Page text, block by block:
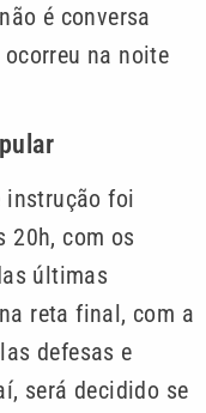
é conversa
na noite
instrução foi
20h, com os
últimas
reta final, com a
defesas e
será decidido se